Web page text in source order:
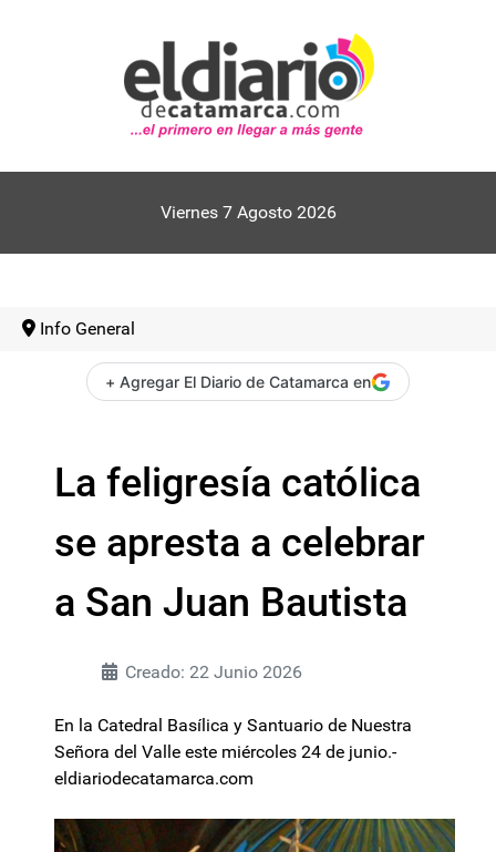
Viernes 7 Agosto 2026
Info General
+ Agregar El Diario de Catamarca en
La feligresía católica
se apresta a celebrar
a San Juan Bautista
Creado: 22 Junio 2026
En la Catedral Basílica y Santuario de Nuestra
Señora del Valle este miércoles 24 de junio.-
eldiariodecatamarca.com